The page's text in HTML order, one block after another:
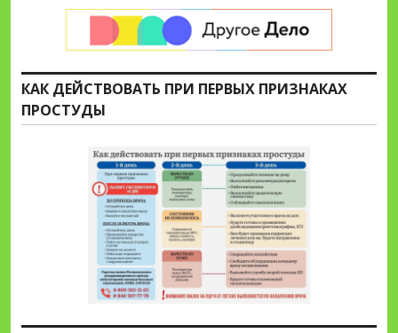
КАК ДЕЙСТВОВАТЬ ПРИ ПЕРВЫХ ПРИЗНАКАХ
ПРОСТУДЫ